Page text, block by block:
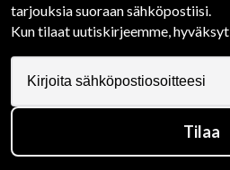
tarjouksia suoraan sähköpostiisi.
Kun tilaat uutiskirjeemme, hyväksyt
Tilaa